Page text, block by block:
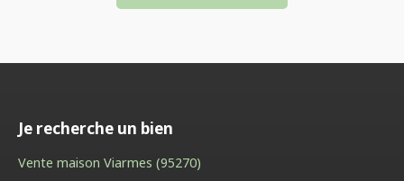
Je recherche un bien
Vente maison Viarmes (95270)